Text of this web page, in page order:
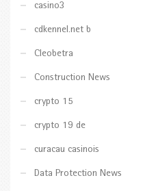
casino3
cdkennel.net b
Cleobetra
Construction News
crypto 15
crypto 19 de
curacau casinois
Data Protection News